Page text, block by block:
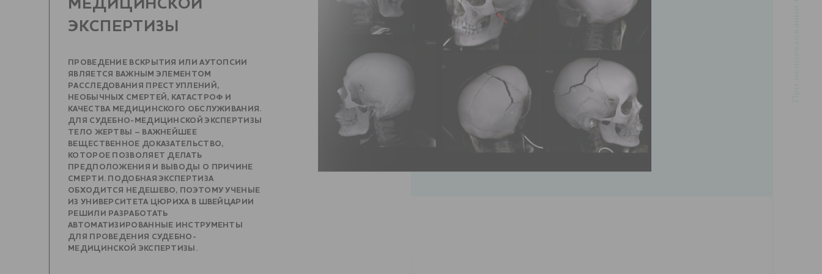
МЕДИЦИНСКОЙ
ЭКСПЕРТИЗЫ
ПРОВЕДЕНИЕ ВСКРЫТИЯ ИЛИ АУТОПСИИ
ЯВЛЯЕТСЯ ВАЖНЫМ ЭЛЕМЕНТОМ
РАССЛЕДОВАНИЯ ПРЕСТУПЛЕНИЙ,
НЕОБЫЧНЫХ СМЕРТЕЙ, КАТАСТРОФ И
КАЧЕСТВА МЕДИЦИНСКОГО ОБСЛУЖИВАНИЯ.
ДЛЯ СУДЕБНО-МЕДИЦИНСКОЙ ЭКСПЕРТИЗЫ
ТЕЛО ЖЕРТВЫ – ВАЖНЕЙШЕЕ
ВЕЩЕСТВЕННОЕ ДОКАЗАТЕЛЬСТВО,
КОТОРОЕ ПОЗВОЛЯЕТ ДЕЛАТЬ
ПРЕДПОЛОЖЕНИЯ И ВЫВОДЫ О ПРИЧИНЕ
СМЕРТИ. ПОДОБНАЯ ЭКСПЕРТИЗА
ОБХОДИТСЯ НЕДЕШЕВО, ПОЭТОМУ УЧЕНЫЕ
ИЗ УНИВЕРСИТЕТА ЦЮРИХА В ШВЕЙЦАРИИ
РЕШИЛИ РАЗРАБОТАТЬ
АВТОМАТИЗИРОВАННЫЕ ИНСТРУМЕНТЫ
ДЛЯ ПРОВЕДЕНИЯ СУДЕБНО-
МЕДИЦИНСКОЙ ЭКСПЕРТИЗЫ.